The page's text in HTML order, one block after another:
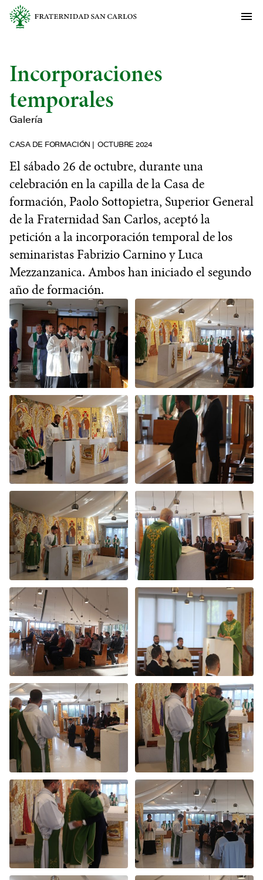
Incorporaciones
temporales
Galería
CASA DE FORMACIÓN OCTUBRE 2024
El sábado 26 de octubre, durante una
celebración en la capilla de la Casa de
formación, Paolo Sottopietra, Superior General
de la Fraternidad San Carlos, aceptó la
petición a la incorporación temporal de los
seminaristas Fabrizio Carnino y Luca
Mezzanzanica. Ambos han iniciado el segundo
año de formación.